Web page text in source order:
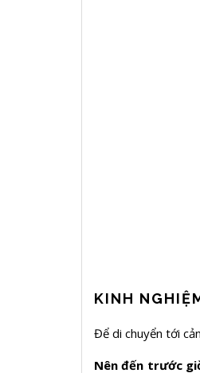
KINH
Để di chuyển tới
Nên đến trước